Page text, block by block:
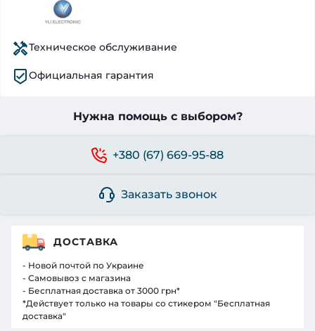
Техническое обслуживание
Официальная гарантия
Нужна помощь с выбором?
+380 (67) 669-95-88
Заказать звонок
ДОСТАВКА
- Новой почтой по Украине
- Самовывоз с магазина
- Бесплатная доставка от 3000 грн*
*Действует только на товары со стикером "Бесплатная
доставка"